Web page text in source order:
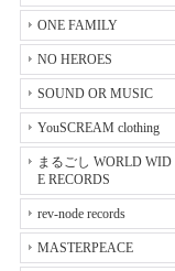
ONE FAMILY
NO HEROES
SOUND OR MUSIC
YouSCREAM clothing
まるごし WORLD WID
E RECORDS
rev-node records
MASTERPEACE